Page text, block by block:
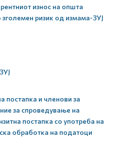
износ на општа
зголемен ризик од измама-ЗУЈ
постапка и членови за
за спроведување на
постапка со употреба на
обработка на податоци